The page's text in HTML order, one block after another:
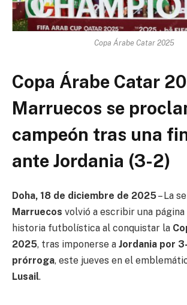
Copa Árabe Catar 2025
Copa Árabe Catar
Marruecos se
campeón tras una
ante Jordania (3-2)
Doha, 18 de diciembre de 2025– La
Marruecos volvió a escribir una página
historia futbolística al conquistar la
2025, tras imponerse a Jordania por
prórroga, este jueves en el
Lusail.